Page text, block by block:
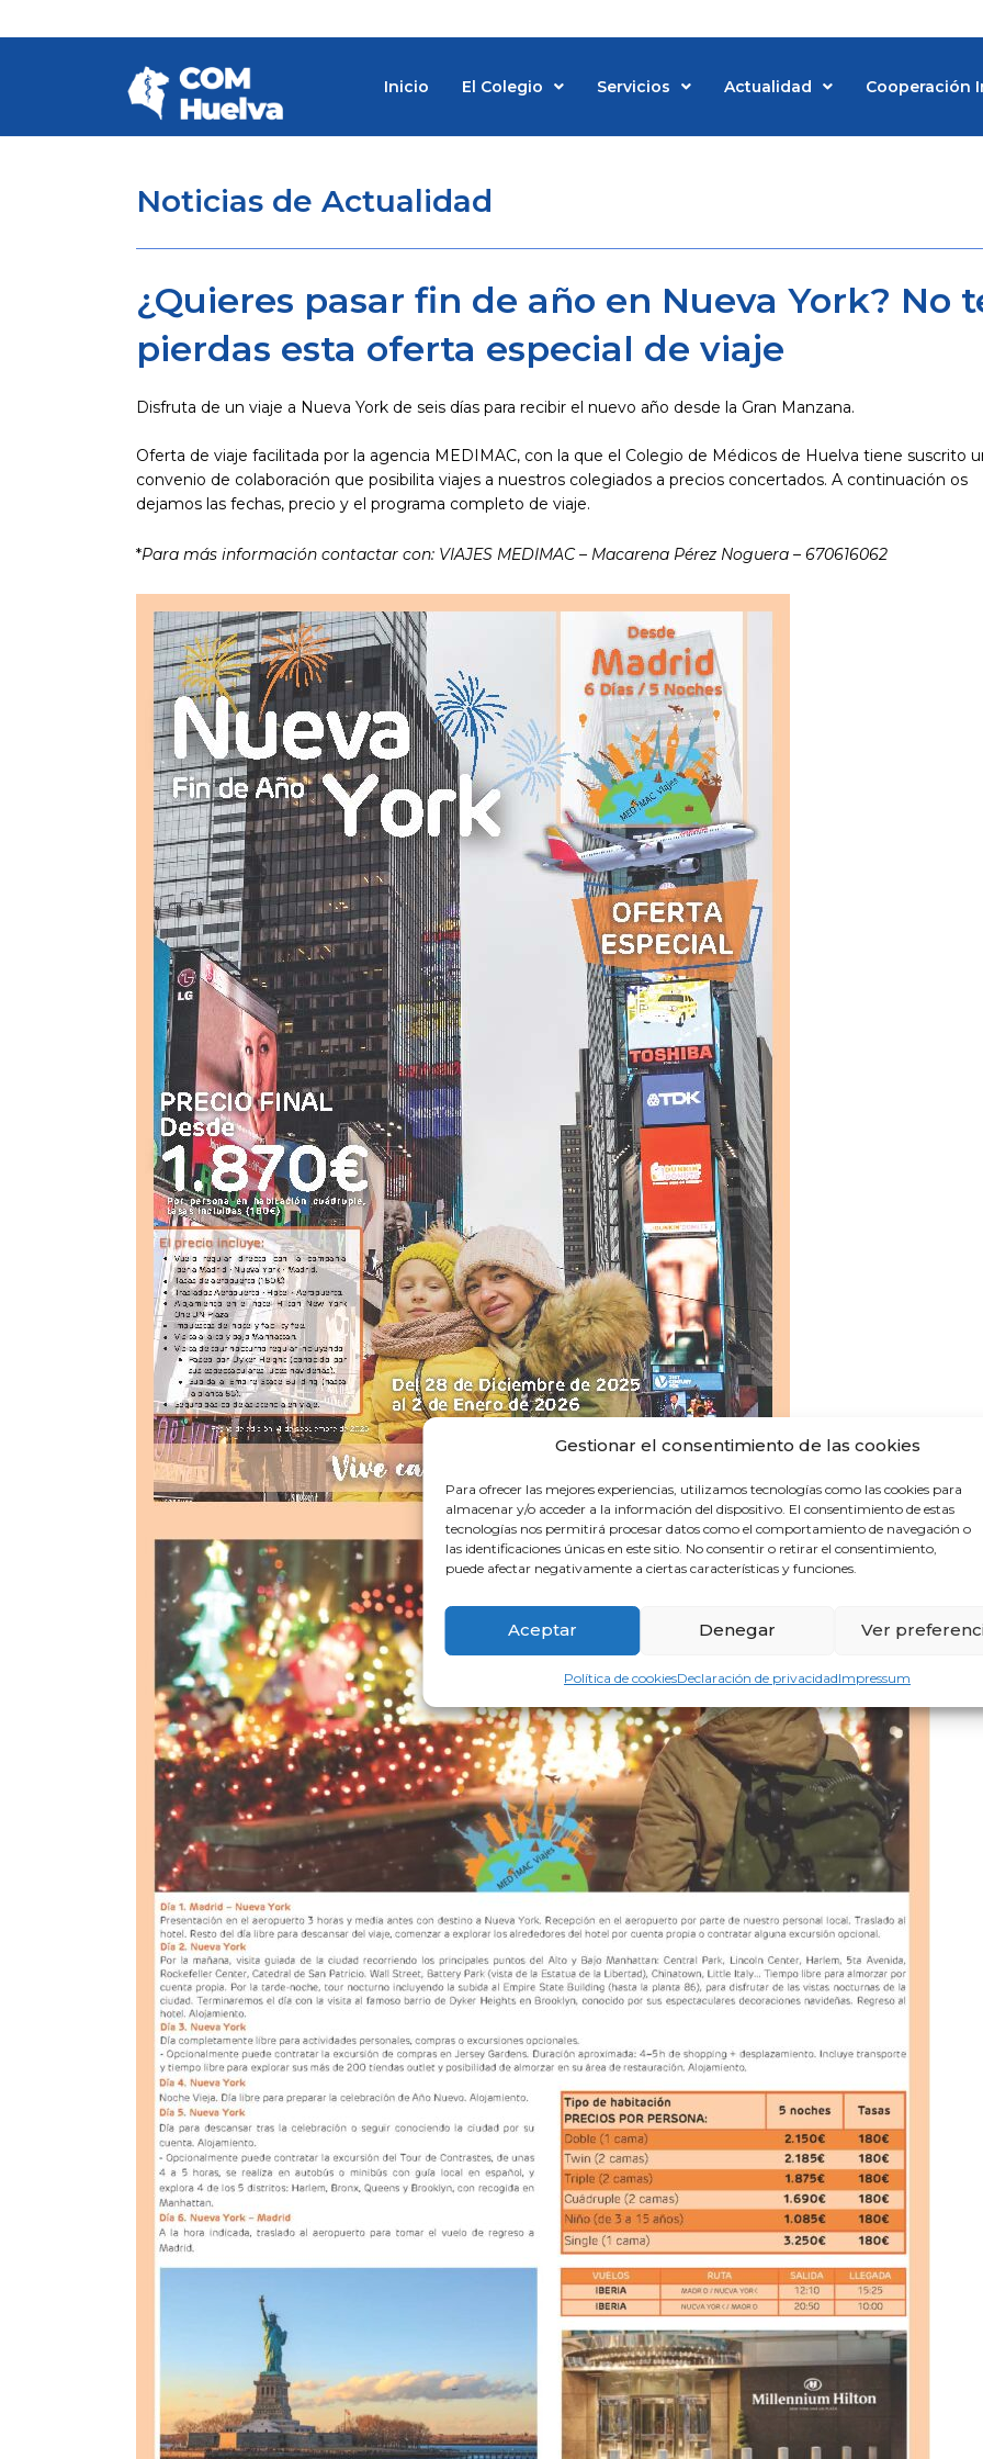
Gestionar el consentimiento de las cookies
Para ofrecer las mejores experiencias, utilizamos tecnologías como las cookies para
almacenar y/o acceder a la información del dispositivo. El consentimiento de estas
tecnologías nos permitirá procesar datos como el comportamiento de navegación o
las identificaciones únicas en este sitio. No consentir o retirar el consentimiento,
puede afectar negativamente a ciertas características y funciones.
Aceptar Denegar Ver
Política de cookiesDeclaración de privacidadImpressum
al
Inicio
El Colegio Servicios Actualidad Cooperación
Noticias de Actualidad
¿Quieres pasar fin de año en Nueva York? No
pierdas esta oferta especial de viaje
Disfruta de un viaje a Nueva York de seis días para recibir el nuevo año desde la Gran Manzana.
Oferta de viaje facilitada por la agencia MEDIMAC, con la que el Colegio de Médicos de Huelva tiene suscrito
convenio de colaboración que posibilita viajes a nuestros colegiados a precios concertados. A continuación os
dejamos las fechas, precio y el programa completo de viaje.
*Para más información contactar con: VIAJES MEDIMAC – Macarena Pérez Noguera – 670616062